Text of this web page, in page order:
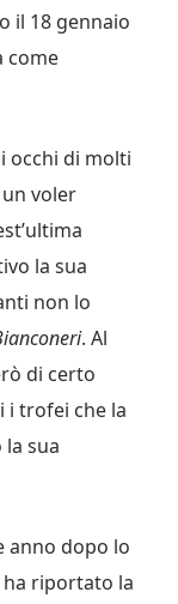
il 18 gennaio
come
occhi di molti
voler
la sua
non lo
. Al
di certo
i trofei che la
la sua
anno dopo lo
ha riportato la